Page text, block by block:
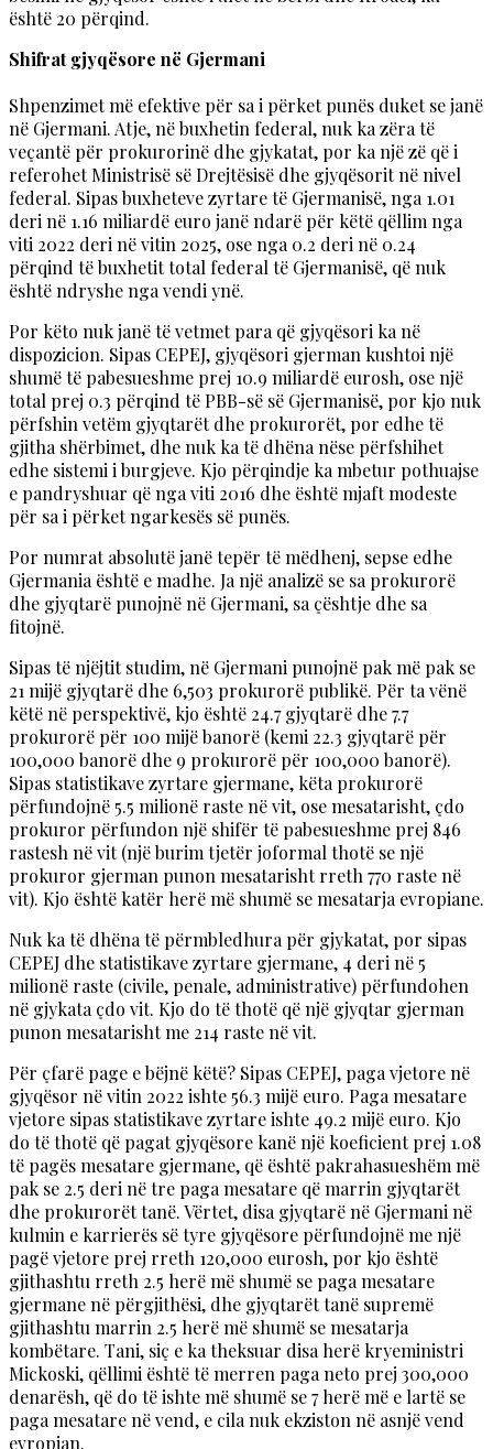
është 20 përqind.
Shifrat gjyqësore në Gjermani
Shpenzimet më efektive për sa i përket punës duket se janë
në Gjermani. Atje, në buxhetin federal, nuk ka zëra të
veçantë për prokurorinë dhe gjykatat, por ka një zë që i
referohet Ministrisë së Drejtësisë dhe gjyqësorit në nivel
federal. Sipas buxheteve zyrtare të Gjermanisë, nga 1.01
deri në 1.16 miliardë euro janë ndarë për këtë qëllim nga
viti 2022 deri në vitin 2025, ose nga 0.2 deri në 0.24
përqind të buxhetit total federal të Gjermanisë, që nuk
është ndryshe nga vendi ynë.
Por këto nuk janë të vetmet para që gjyqësori ka në
dispozicion. Sipas CEPEJ, gjyqësori gjerman kushtoi një
shumë të pabesueshme prej 10.9 miliardë eurosh, ose një
total prej 0.3 përqind të PBB-së së Gjermanisë, por kjo nuk
përfshin vetëm gjyqtarët dhe prokurorët, por edhe të
gjitha shërbimet, dhe nuk ka të dhëna nëse përfshihet
edhe sistemi i burgjeve. Kjo përqindje ka mbetur pothuajse
e pandryshuar që nga viti 2016 dhe është mjaft modeste
për sa i përket ngarkesës së punës.
Por numrat absolutë janë tepër të mëdhenj, sepse edhe
Gjermania është e madhe. Ja një analizë se sa prokurorë
dhe gjyqtarë punojnë në Gjermani, sa çështje dhe sa
fitojnë.
Sipas të njëjtit studim, në Gjermani punojnë pak më pak se
21 mijë gjyqtarë dhe 6,503 prokurorë publikë. Për ta vënë
këtë në perspektivë, kjo është 24.7 gjyqtarë dhe 7.7
prokurorë për 100 mijë banorë (kemi 22.3 gjyqtarë për
100,000 banorë dhe 9 prokurorë për 100,000 banorë).
Sipas statistikave zyrtare gjermane, këta prokurorë
përfundojnë 5.5 milionë raste në vit, ose mesatarisht, çdo
prokuror përfundon një shifër të pabesueshme prej 846
rastesh në vit (një burim tjetër joformal thotë se një
prokuror gjerman punon mesatarisht rreth 770 raste në
vit). Kjo është katër herë më shumë se mesatarja evropiane.
Nuk ka të dhëna të përmbledhura për gjykatat, por sipas
CEPEJ dhe statistikave zyrtare gjermane, 4 deri në 5
milionë raste (civile, penale, administrative) përfundohen
në gjykata çdo vit. Kjo do të thotë që një gjyqtar gjerman
punon mesatarisht me 214 raste në vit.
Për çfarë page e bëjnë këtë? Sipas CEPEJ, paga vjetore në
gjyqësor në vitin 2022 ishte 56.3 mijë euro. Paga mesatare
vjetore sipas statistikave zyrtare ishte 49.2 mijë euro. Kjo
do të thotë që pagat gjyqësore kanë një koeficient prej 1.08
të pagës mesatare gjermane, që është pakrahasueshëm më
pak se 2.5 deri në tre paga mesatare që marrin gjyqtarët
dhe prokurorët tanë. Vërtet, disa gjyqtarë në Gjermani në
kulmin e karrierës së tyre gjyqësore përfundojnë me një
pagë vjetore prej rreth 120,000 eurosh, por kjo është
gjithashtu rreth 2.5 herë më shumë se paga mesatare
gjermane në përgjithësi, dhe gjyqtarët tanë supremë
gjithashtu marrin 2.5 herë më shumë se mesatarja
kombëtare. Tani, siç e ka theksuar disa herë kryeministri
Mickoski, qëllimi është të merren paga neto prej 300,000
denarësh, që do të ishte më shumë se 7 herë më e lartë se
paga mesatare në vend, e cila nuk ekziston në asnjë vend
evropian.